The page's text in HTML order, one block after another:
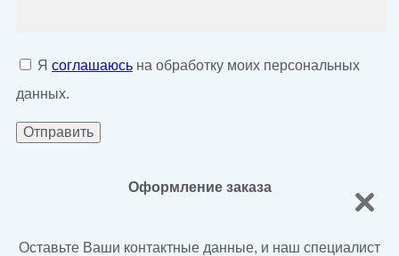
Я соглашаюсь на обработку моих персональных
данных.
Оформление заказа
Оставьте Ваши контактные данные, и наш специалист